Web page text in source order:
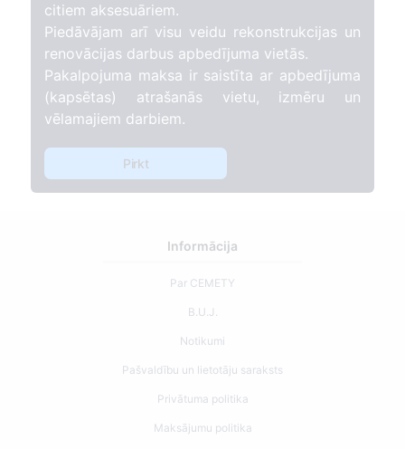
citiem aksesuāriem.
Piedāvājam arī visu veidu rekonstrukcijas un
renovācijas darbus apbedījuma vietās.
Pakalpojuma maksa ir saistīta ar apbedījuma
(kapsētas) atrašanās vietu, izmēru un
vēlamajiem darbiem.
Pirkt
Informācija
Par CEMETY
B.U.J.
Notikumi
Pašvaldību un lietotāju saraksts
Privātuma politika
Maksājumu politika